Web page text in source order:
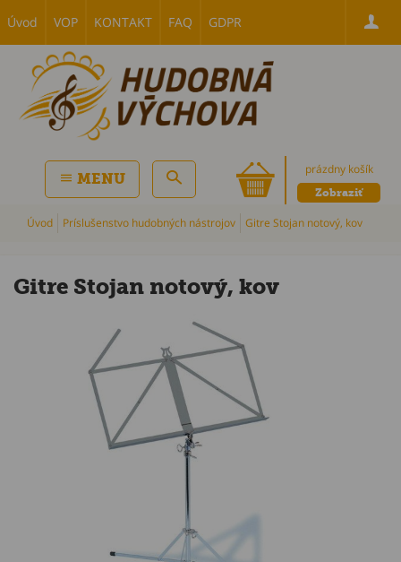
Úvod VOP KONTAKT FAQ GDPR
prázdny košík
Zobraziť
MENU
Úvod Príslušenstvo hudobných nástrojov Gitre Stojan notový, kov
Gitre Stojan notový, kov